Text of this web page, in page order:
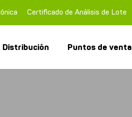
Certificado de Análisis de Lote
Distribución Puntos de venta